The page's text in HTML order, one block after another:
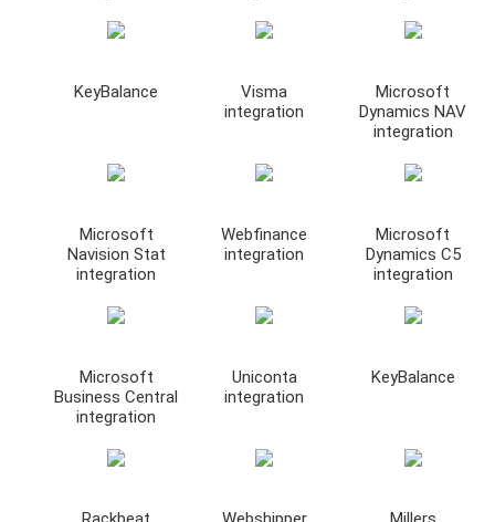
KeyBalance
Visma
integration
Microsoft
Dynamics NAV
integration
Microsoft
Navision Stat
integration
Webfinance
integration
Microsoft
Dynamics C5
integration
Microsoft
Business Central
integration
Uniconta
integration
KeyBalance